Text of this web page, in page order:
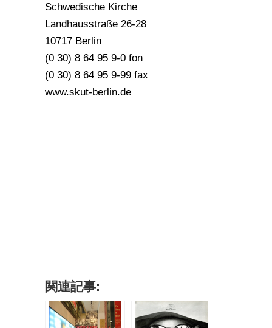
Schwedische Kirche
Landhausstraße 26-28
10717 Berlin
(0 30) 8 64 95 9-0 fon
(0 30) 8 64 95 9-99 fax
www.skut-berlin.de
関連記事: